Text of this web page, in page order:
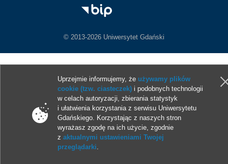
© 2013-2026 Uniwersytet Gdański
Uprzejmie informujemy, że używamy plików
cookie (tzw. ciasteczek) i podobnych technologii
w celach autoryzacji, zbierania statystyk
i ułatwienia korzystania z serwisu Uniwersytetu
Gdańskiego. Korzystając z naszych stron
wyrażasz zgodę na ich użycie, zgodnie
zaktualnymi ustawieniami Twojej
przeglądarki.